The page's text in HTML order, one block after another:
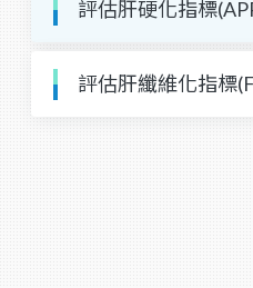
評估肝硬化指標
評估肝纖維化指標